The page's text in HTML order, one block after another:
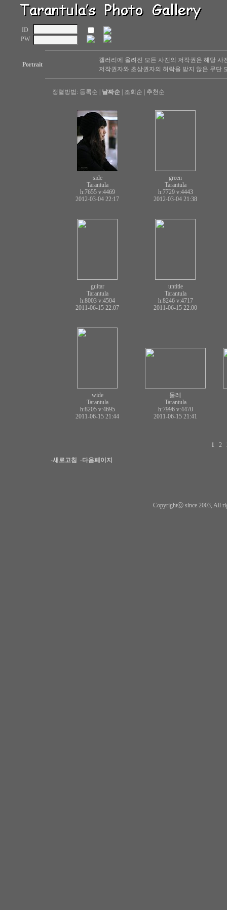
ID
PW
Portrait
갤러리에 올려진 모든 사진의 저작권은 해당
저작권자와 초상권자의 허락을 받지 않은 무단
정렬방법: 등록순 날짜순 조회순 추천순
side
Tarantula
h:7655 v:4469
2012-03-04 22:17
green
Tarantula
h:7729 v:4443
2012-03-04 21:38
guitar
Tarantula
h:8003 v:4504
2011-06-15 22:07
untitle
Tarantula
h:8246 v:4717
2011-06-15 22:00
wide
Tarantula
h:8205 v:4695
2011-06-15 21:44
물레
Tarantula
h:7996 v:4470
2011-06-15 21:41
1 2
-새로고침 -다음페이지
Copyrightⓒ since 2003, All